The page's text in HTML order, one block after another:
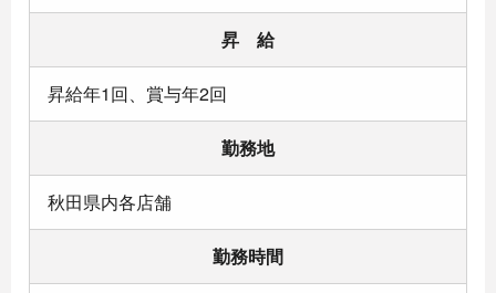
昇 給
昇給年1回、賞与年2回
勤務地
秋田県内各店舗
勤務時間